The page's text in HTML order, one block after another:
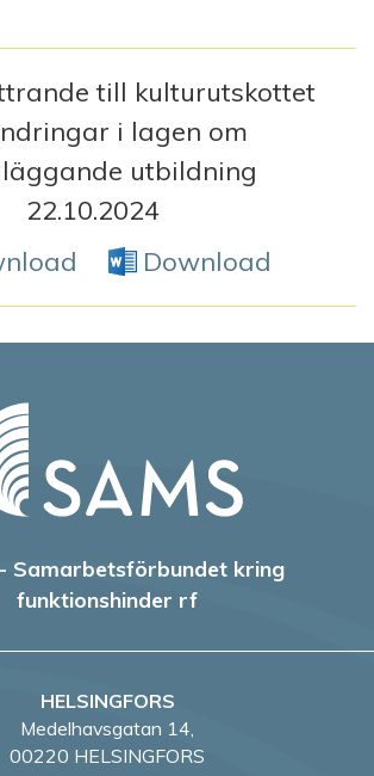
till kulturutskottet
i lagen om
utbildning
22.10.2024
PDF Download
Samarbetsförbundet kring
funktionshinder rf
HELSINGFORS
Medelhavsgatan 14,
00220 HELSINGFORS